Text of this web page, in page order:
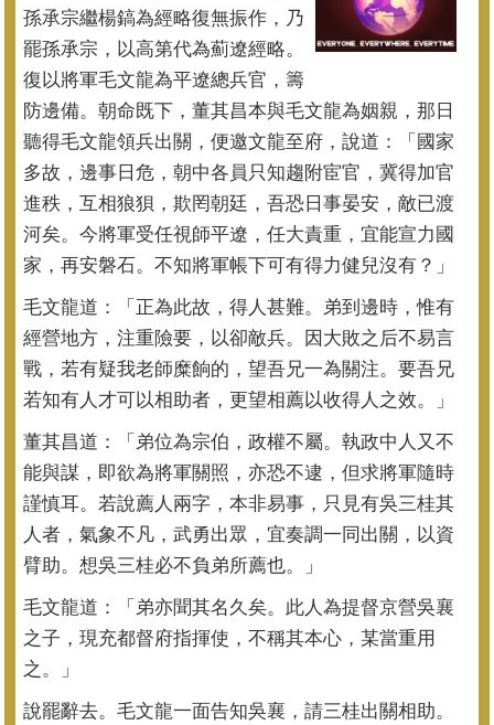
孫承宗繼楊鎬為經略復無振作， 乃
罷孫承宗，以高第代為薊遼經略。
復以將軍毛文龍為平遼總兵官， 籌
防邊備。朝命既下，董其昌本與毛文龍為姻親， 那日
聽得毛文龍領兵出關，便邀文龍至府，說道：「國家
多故， 邊事日危，朝中各員只知趨附宦官，冀得加官
進秩，互相狼狽， 欺罔朝廷，吾恐日事晏安，敵已渡
河矣。今將軍受任視師平遼， 任大責重，宜能宣力國
家，再安磐石。 不知將軍帳下可有得力健兒沒有？」
毛文龍道：「正為此故，得人甚難。弟到邊時，惟有
經營地方， 注重險要，以卻敵兵。因大敗之后不易言
戰，若有疑我老師糜餉的， 望吾兄一為關注。要吾兄
若知有人才可以相助者， 更望相薦以收得人之效。」
董其昌道：「弟位為宗伯，政權不屬。執政中人又不
能與謀， 即欲為將軍關照，亦恐不逮，但求將軍隨時
謹慎耳。若說薦人兩字， 本非易事，只見有吳三桂其
人者，氣象不凡，武勇出眾， 宜奏調一同出關，以資
臂助。想吳三桂必不負弟所薦也。」
毛文龍道：「弟亦聞其名久矣。此人為提督京營吳襄
之子， 現充都督府指揮使，不稱其本心，某當重用
之。」
說罷辭去。毛文龍一面告知吳襄，請三桂出關相助。